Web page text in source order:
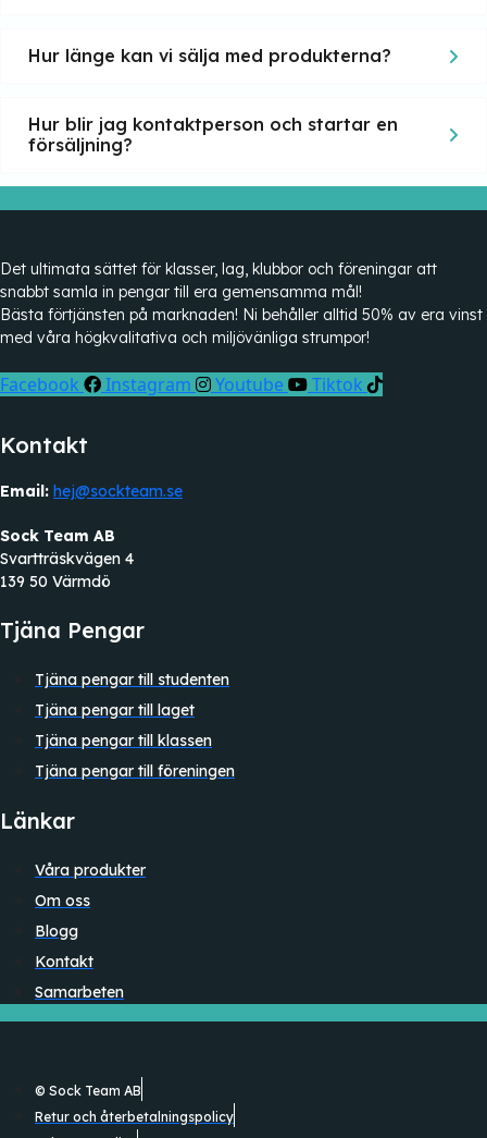
Hur länge kan vi sälja med produkterna?
Hur blir jag kontaktperson och startar en
försäljning?
Det ultimata sättet för klasser, lag, klubbor och föreningar att
snabbt samla in pengar till era gemensamma mål!
Bästa förtjänsten på marknaden! Ni behåller alltid 50% av era vinst
med våra högkvalitativa och miljövänliga strumpor!
Facebook Instagram Youtube Tiktok
Kontakt
Email: hej@sockteam.se
Sock Team AB
Svartträskvägen 4
139 50 Värmdö
Tjäna Pengar
Tjäna pengar till studenten
Tjäna pengar till laget
Tjäna pengar till klassen
Tjäna pengar till föreningen
Länkar
Våra produkter
Om oss
Blogg
Kontakt
Samarbeten
© Sock Team AB
Retur och återbetalningspolicy